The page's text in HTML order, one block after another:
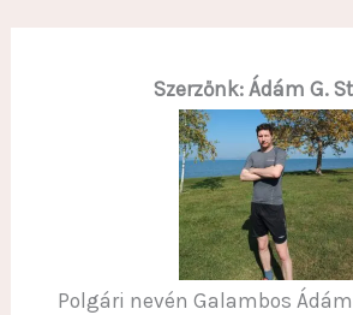
Szerzőnk: Ádám G.
Polgári nevén Galambos